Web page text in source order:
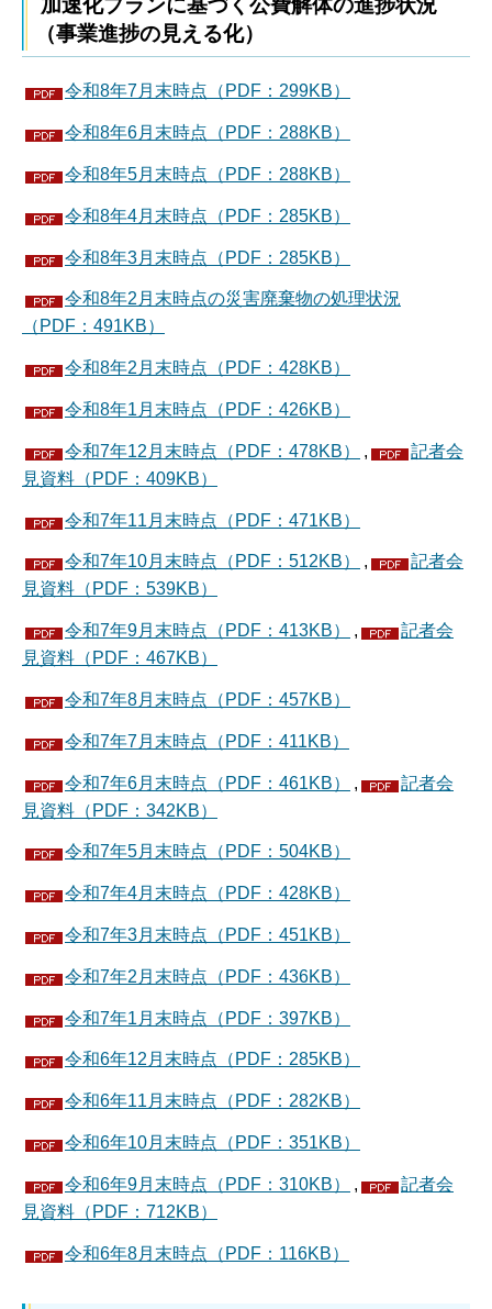
加速化プランに基づく公費解体の進捗状況
（事業進捗の見える化）
令和8年7月末時点（PDF：299KB）
令和8年6月末時点（PDF：288KB）
令和8年5月末時点（PDF：288KB）
令和8年4月末時点（PDF：285KB）
令和8年3月末時点（PDF：285KB）
令和8年2月末時点の災害廃棄物の処理状況
（PDF：491KB）
令和8年2月末時点（PDF：428KB）
令和8年1月末時点（PDF：426KB）
令和7年12月末時点（PDF：478KB） ,
記者会
見資料（PDF：409KB）
令和7年11月末時点（PDF：471KB）
令和7年10月末時点（PDF：512KB） ,
記者会
見資料（PDF：539KB）
令和7年9月末時点（PDF：413KB） ,
記者会
見資料（PDF：467KB）
令和7年8月末時点（PDF：457KB）
令和7年7月末時点（PDF：411KB）
令和7年6月末時点（PDF：461KB） ,
記者会
見資料（PDF：342KB）
令和7年5月末時点（PDF：504KB）
令和7年4月末時点（PDF：428KB）
令和7年3月末時点（PDF：451KB）
令和7年2月末時点（PDF：436KB）
令和7年1月末時点（PDF：397KB）
令和6年12月末時点（PDF：285KB）
令和6年11月末時点（PDF：282KB）
令和6年10月末時点（PDF：351KB）
令和6年9月末時点（PDF：310KB） ,
記者会
見資料（PDF：712KB）
令和6年8月末時点（PDF：116KB）